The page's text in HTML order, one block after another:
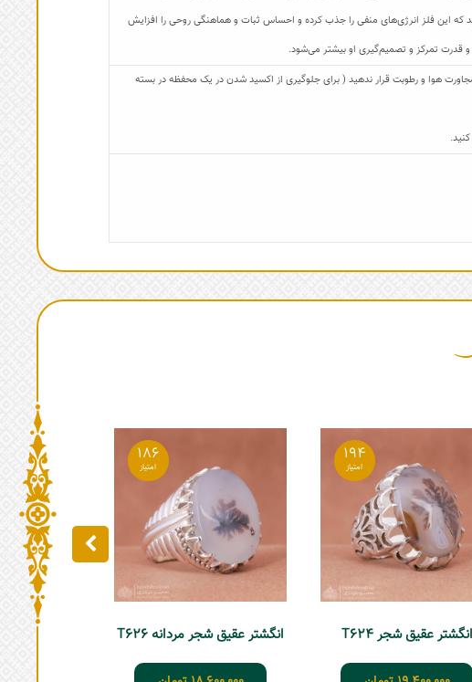
که این فلز انرژی‌های منفی را جذب کرده و احساس ثبات و هماهنگی روحی را افزایش
قدرت تمرکز و تصمیم‌گیری او بیشتر می‌شود.
مجاورت هوا و رطوبت قرار ندهید ( برای جلوگیری از اکسید شدن در یک محفظه در بسته
194
انگشتر عقیق شجر T624
186
انگشتر عقیق شجر مردانه T626